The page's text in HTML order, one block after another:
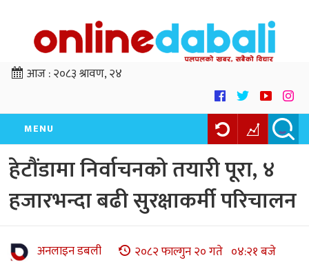
आज :२०८३ श्रावण, २४
MENU
हेटौंडामा निर्वाचनको तयारी पूरा, ४
हजारभन्दा बढी सुरक्षाकर्मी परिचालन
अनलाइन डबली २०८२ फाल्गुन २० गते ०४:२१ बजे